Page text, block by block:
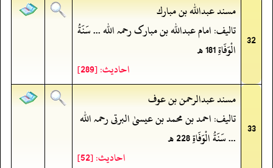
32
مسند عبدالله بن مبارك
تالیف: امام عبداللہ بن مبارک رحمہ اللہ ... سَنَةُ
الْوَفَاةِ 181 ھ
احادیث: [289]
33
مسند عبدالرحمن بن عوف
تالیف: احمد بن محمد بن عیسیٰ البرتی رحمہ اللہ
... سَنَةُ الْوَفَاةِ 228 ھ
احادیث: [52]